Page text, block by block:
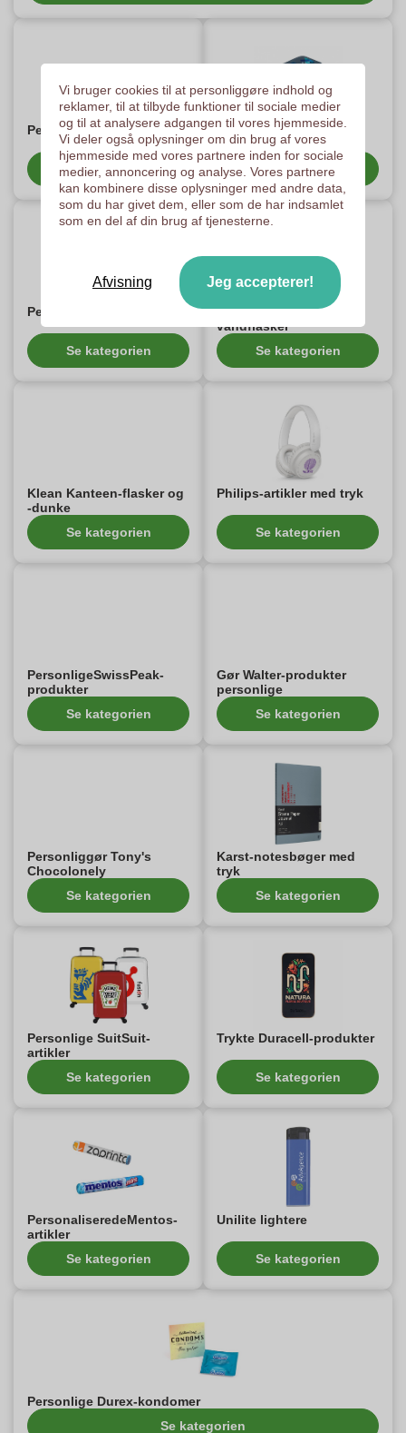
Personlige BIC-artikler
Se kategorien
Personlige FreshRebel-
artikler
Se kategorien
Personlige Sabatier-knive
Se kategorien
Personlige Tacx-
vandflasker
Se kategorien
Klean Kanteen-flasker og
-dunke
Se kategorien
Philips-artikler med tryk
Se kategorien
PersonligeSwissPeak-
produkter
Se kategorien
Gør Walter-produkter
personlige
Se kategorien
Personliggør Tony's
Chocolonely
Se kategorien
Karst-notesbøger med
tryk
Se kategorien
Personlige SuitSuit-
artikler
Se kategorien
Trykte Duracell-produkter
Se kategorien
PersonaliseredeMentos-
artikler
Se kategorien
Unilite lightere
Se kategorien
Personlige Durex-kondomer
Se kategorien
Vi bruger cookies til at personliggøre indhold og
reklamer, til at tilbyde funktioner til sociale medier
og til at analysere adgangen til vores hjemmeside.
Vi deler også oplysninger om din brug af vores
hjemmeside med vores partnere inden for sociale
medier, annoncering og analyse. Vores partnere
kan kombinere disse oplysninger med andre data,
som du har givet dem, eller som de har indsamlet
som en del af din brug af tjenesterne.
Afvisning Jeg accepterer!